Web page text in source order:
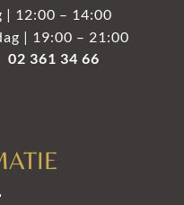
| 12:00 – 14:00
| 19:00 – 21:00
361 34 66